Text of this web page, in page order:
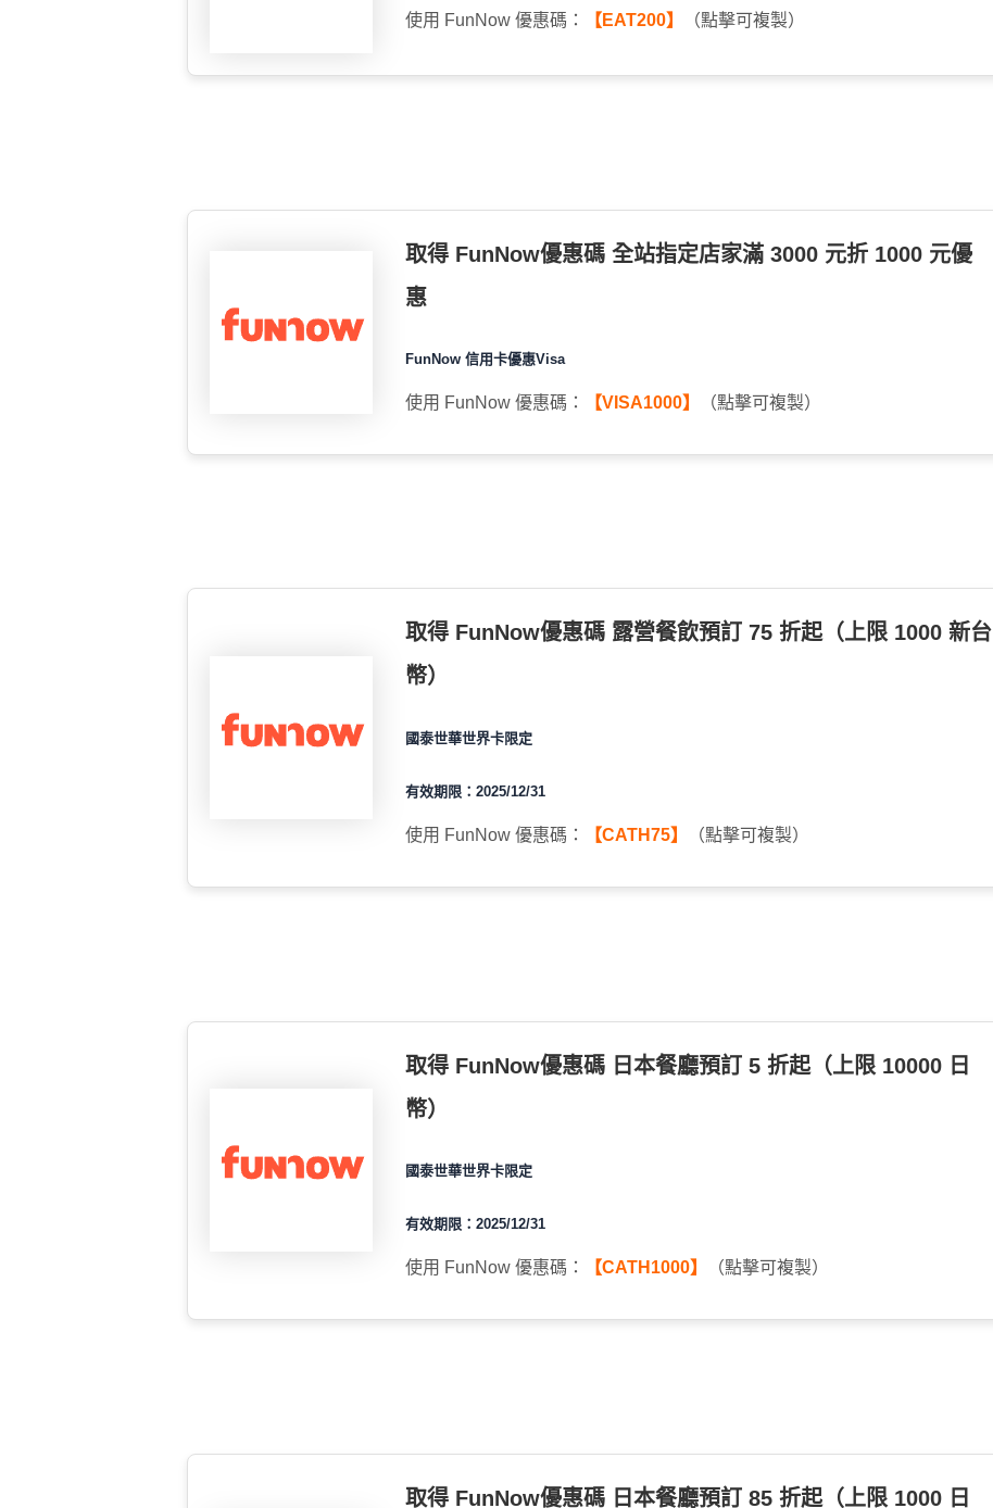
使用 FunNow 優惠碼： 【EAT200】 （點擊可複製）
取得 FunNow優惠碼 全站指定店家滿 3000 元折 1000 元優
惠
FunNow 信用卡優惠Visa
使用 FunNow 優惠碼： 【VISA1000】 （點擊可複製）
取得 FunNow優惠碼 露營餐飲預訂 75 折起（上限 1000 新台
幣）
國泰世華世界卡限定
有效期限：2025/12/31
使用 FunNow 優惠碼： 【CATH75】 （點擊可複製）
取得 FunNow優惠碼 日本餐廳預訂 5 折起（上限 10000 日
幣）
國泰世華世界卡限定
有效期限：2025/12/31
使用 FunNow 優惠碼： 【CATH1000】 （點擊可複製）
取得 FunNow優惠碼 日本餐廳預訂 85 折起（上限 1000 日